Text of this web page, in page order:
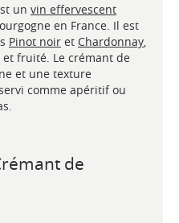
un vin effervescent
en France. Il est
Pinot noir et Chardonnay,
fruité. Le crémant de
et une texture
comme apéritif ou
de